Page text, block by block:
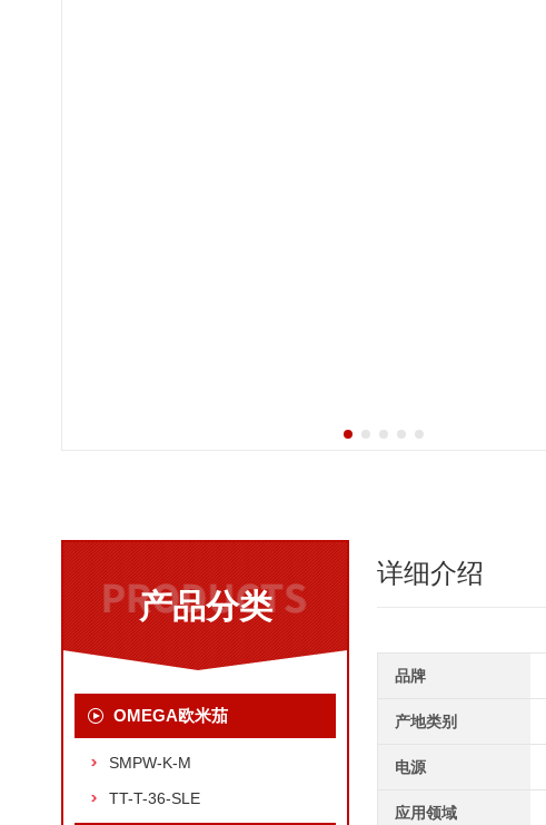
产品分类
OMEGA欧米茄
SMPW-K-M
TT-T-36-SLE
详细介绍
品牌
产地类别
电源
应用领域